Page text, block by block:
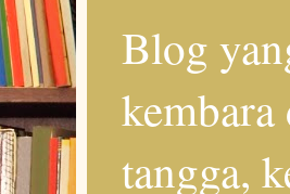
Blog
kembara
tangga,